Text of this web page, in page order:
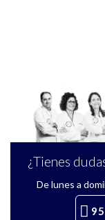
¿Tienes
De lunes a